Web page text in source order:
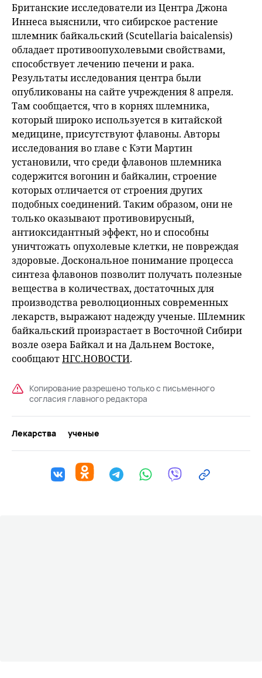
Британские исследователи из Центра Джона
Иннеса выяснили, что сибирское растение
шлемник байкальский (Scutellaria baicalensis)
обладает противоопухолевыми свойствами,
способствует лечению печени и рака.
Результаты исследования центра были
опубликованы на сайте учреждения 8 апреля.
Там сообщается, что в корнях шлемника,
который широко используется в китайской
медицине, присутствуют флавоны. Авторы
исследования во главе с Кэти Мартин
установили, что среди флавонов шлемника
содержится вогонин и байкалин, строение
которых отличается от строения других
подобных соединений. Таким образом, они не
только оказывают противовирусный,
антиоксидантный эффект, но и способны
уничтожать опухолевые клетки, не повреждая
здоровые. Доскональное понимание процесса
синтеза флавонов позволит получать полезные
вещества в количествах, достаточных для
производства революционных современных
лекарств, выражают надежду ученые. Шлемник
байкальский произрастает в Восточной Сибири
возле озера Байкал и на Дальнем Востоке,
сообщаютНГС.НОВОСТИ.
Копирование разрешено только с письменного
согласия главного редактора
Лекарства ученые